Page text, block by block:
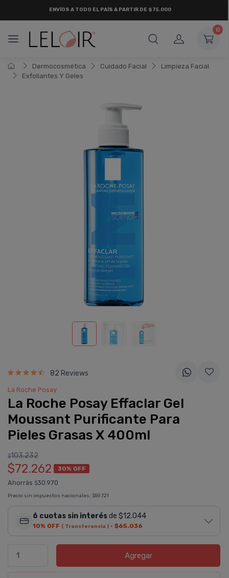
¡ HASTA 6 CUOTAS SIN INTERÉSY 18 CUOTAS FIJAS !
0
Dermocosmética Cuidado Facial
Limpieza Facial
Exfoliantes Y Geles
82 Reviews
La Roche Posay
La Roche Posay Effaclar Gel
Moussant Purificante Para
Pieles Grasas X 400ml
$103.232
$72.262 30% OFF
Ahorrás $30.970
Precio sin impuestos nacionales: $59.721
6 cuotas sin interésde $12.044
10% OFF ( Transferencia ) · $65.036
Agregar